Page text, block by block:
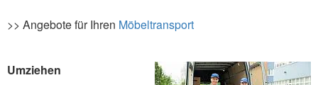
>> Angebote für Ihren Möbeltransport
Umziehen